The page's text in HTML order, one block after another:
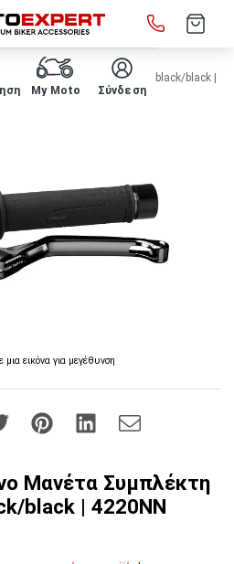
My Moto Σύνδεση
Συμπλέκτη Ρυθμιζόμενη black/black |
μια εικόνα για μεγέθυνση
Μανέτα Συμπλέκτη
black | 4220NN